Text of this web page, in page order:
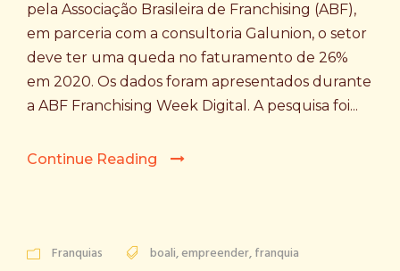
pela Associação Brasileira de Franchising (ABF),
em parceria com a consultoria Galunion, o setor
deve ter uma queda no faturamento de 26%
em 2020. Os dados foram apresentados durante
a ABF Franchising Week Digital. A pesquisa foi...
Continue Reading
Franquias boali,empreender,franquia